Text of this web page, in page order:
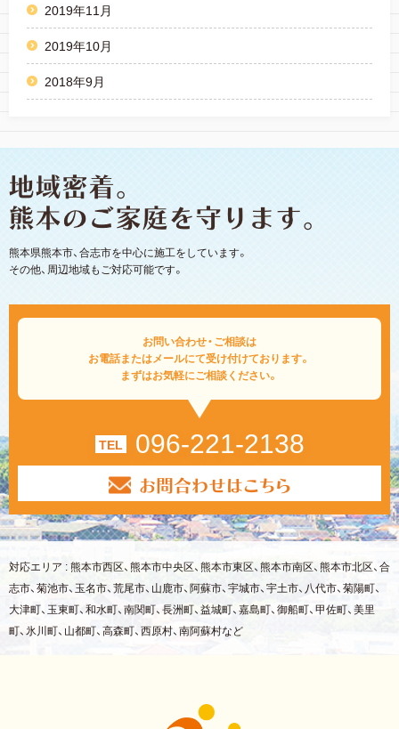
2019年11月
2019年10月
2018年9月
熊本県熊本市、合志市を中心に施工をしています。
その他、周辺地域もご対応可能です。
お問い合わせ・ご相談は
お電話またはメールにて受け付けております。
まずはお気軽にご相談ください。
TEL 096-221-2138
対応エリア : 熊本市西区、熊本市中央区、熊本市東区、熊本市南区、熊本市北区、合
志市、菊池市、玉名市、荒尾市、山鹿市、阿蘇市、宇城市、宇土市、八代市、菊陽町、
大津町、玉東町、和水町、南関町、長洲町、益城町、嘉島町、御船町、甲佐町、美里
町、氷川町、山都町、高森町、西原村、南阿蘇村など